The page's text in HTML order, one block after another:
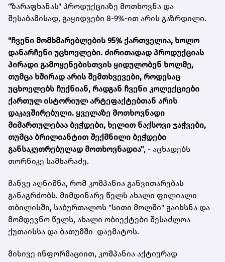
"ზარაფხანას" პროდუქციაზე მოთხოვნა და
შესაბამისად, გაყიდვები 8-9%-ით არის გაზრდილი.
"ჩვენი მომხმარებლების 95% ქართველია, ხოლო
დანარჩენი უცხოელები. ძირითადად პროდუქციას
პირადი გამოყენებისთვის ყიდულობენ ხოლმე,
თუმცა ხშირად არის შემთხვევები, როდესაც
უცხოელებს ჩუქნიან, რადგან ჩვენი კოლექციები
ქართულ ისტორიულ არტეფაქტებთან არის
დაკავშირებული. ყველაზე მოთხოვნადი
მიმართულებაა ბეჭდები, ხელით ნაქსოვი ჯაჭვები,
თუმცა ბრილიანტით შექმნილი ბეჭდები
განსაკუთრებულად მოთხოვნადია", - აცხადებს
თორნიკე სამხარაძე.
მანვე აღნიშნა, რომ კომპანია განვითარებას
განაგრძობს. მიმდინარე წელს ახალი ფილიალი
თბილისში, საბურთალოს "სითი მოლში" გაიხსნა და
მომდევნო წელს, ახალი ობიექტები შესაძლოა
ქუთაისსა და ბათუმში დაემატოს.
მისივე ინფორმაციით, კომპანია აქტიურად